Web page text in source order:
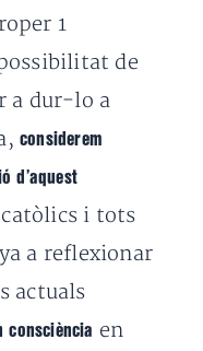
1
de
a dur-lo a
considerem
d’aquest
i tots
a reflexionar
actuals
consciència en